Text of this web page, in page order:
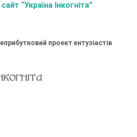
“Україна Інкогніта”
проект ентузіастів